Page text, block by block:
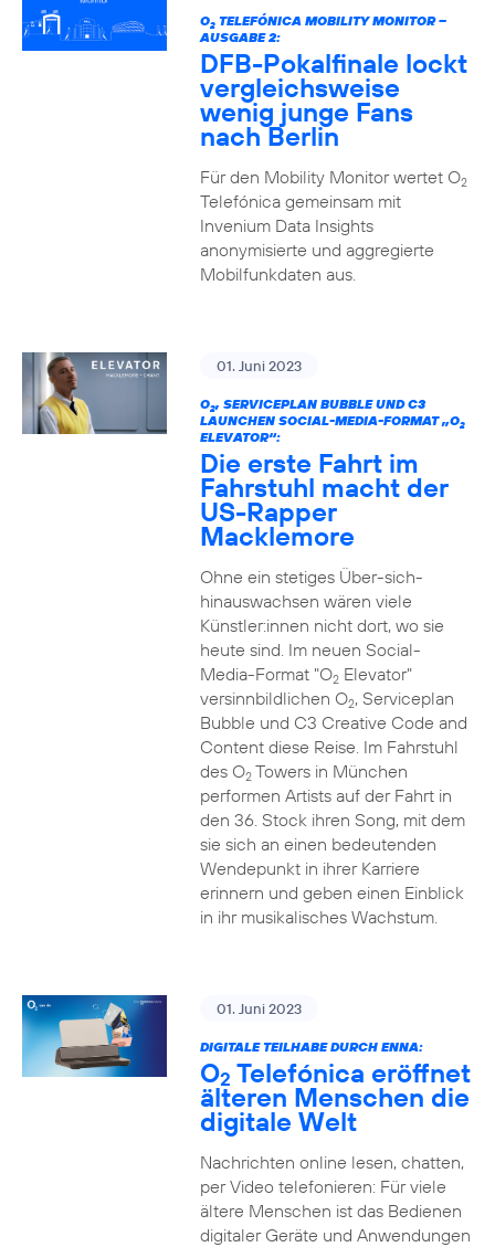
O2TELEFÓNICA MOBILITY MONITOR –
AUSGABE 2:
DFB-Pokalfinale lockt
vergleichsweise
wenig junge Fans
nach Berlin
Für den Mobility Monitor wertet O2
Telefónica gemeinsam mit
Invenium Data Insights
anonymisierte und aggregierte
Mobilfunkdaten aus.
01. Juni 2023
O2, SERVICEPLAN BUBBLE UND C3
LAUNCHEN SOCIAL-MEDIA-FORMAT „O2
ELEVATOR“:
Die erste Fahrt im
Fahrstuhl macht der
US-Rapper
Macklemore
Ohne ein stetiges Über-sich-
hinauswachsen wären viele
Künstler:innen nicht dort, wo sie
heute sind. Im neuen Social-
Media-Format "O2Elevator"
versinnbildlichen O2, Serviceplan
Bubble und C3 Creative Code and
Content diese Reise. Im Fahrstuhl
des O2Towers in München
performen Artists auf der Fahrt in
den 36. Stock ihren Song, mit dem
sie sich an einen bedeutenden
Wendepunkt in ihrer Karriere
erinnern und geben einen Einblick
in ihr musikalisches Wachstum.
01. Juni 2023
DIGITALE TEILHABE DURCH ENNA:
O2 Telefónica eröffnet
älteren Menschen die
digitale Welt
Nachrichten online lesen, chatten,
per Video telefonieren: Für viele
ältere Menschen ist das Bedienen
digitaler Geräte und Anwendungen